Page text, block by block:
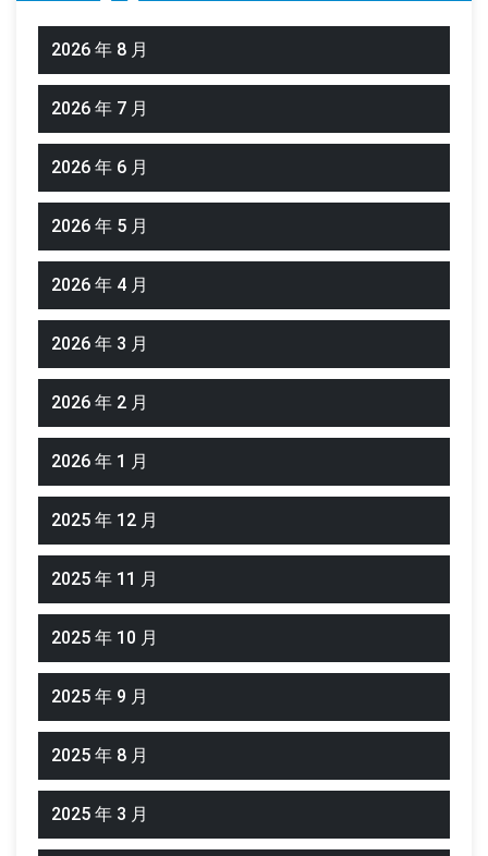
2026 年 8 月
2026 年 7 月
2026 年 6 月
2026 年 5 月
2026 年 4 月
2026 年 3 月
2026 年 2 月
2026 年 1 月
2025 年 12 月
2025 年 11 月
2025 年 10 月
2025 年 9 月
2025 年 8 月
2025 年 3 月